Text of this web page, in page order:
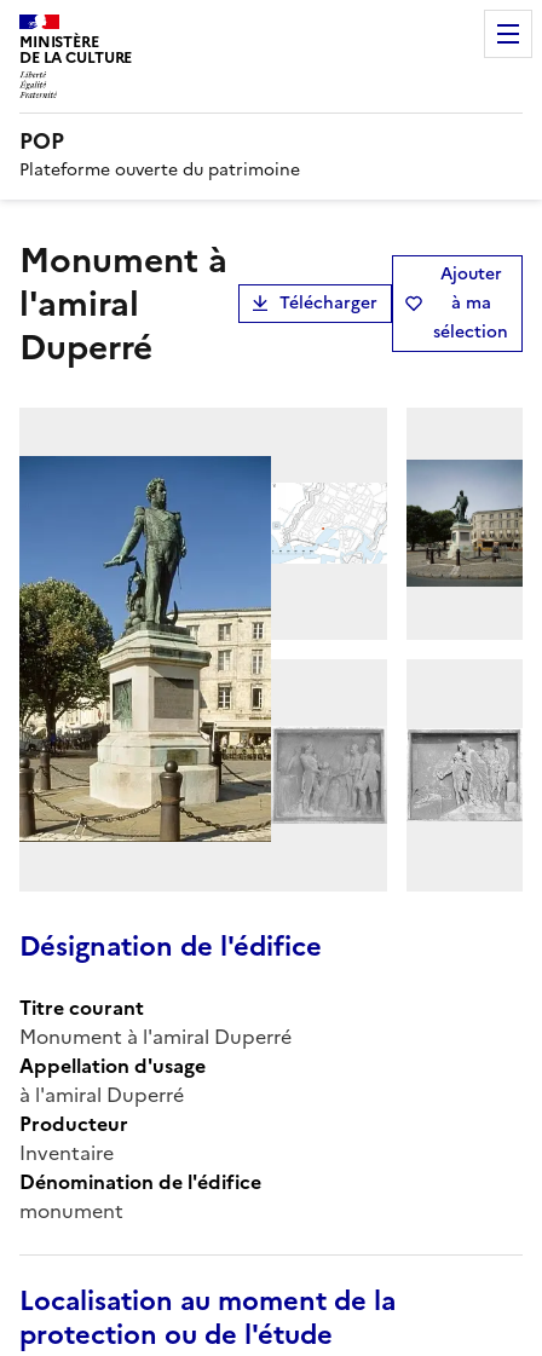
MINISTÈRE
DE LA CULTURE
POP
Plateforme ouverte du patrimoine
Monument à
l'amiral
Duperré
Télécharger
Ajouter
à ma
sélection
Désignation de l'édifice
Titre courant
Monument à l'amiral Duperré
Appellation d'usage
à l'amiral Duperré
Producteur
Inventaire
Dénomination de l'édifice
monument
Localisation au moment de la
protection ou de l'étude